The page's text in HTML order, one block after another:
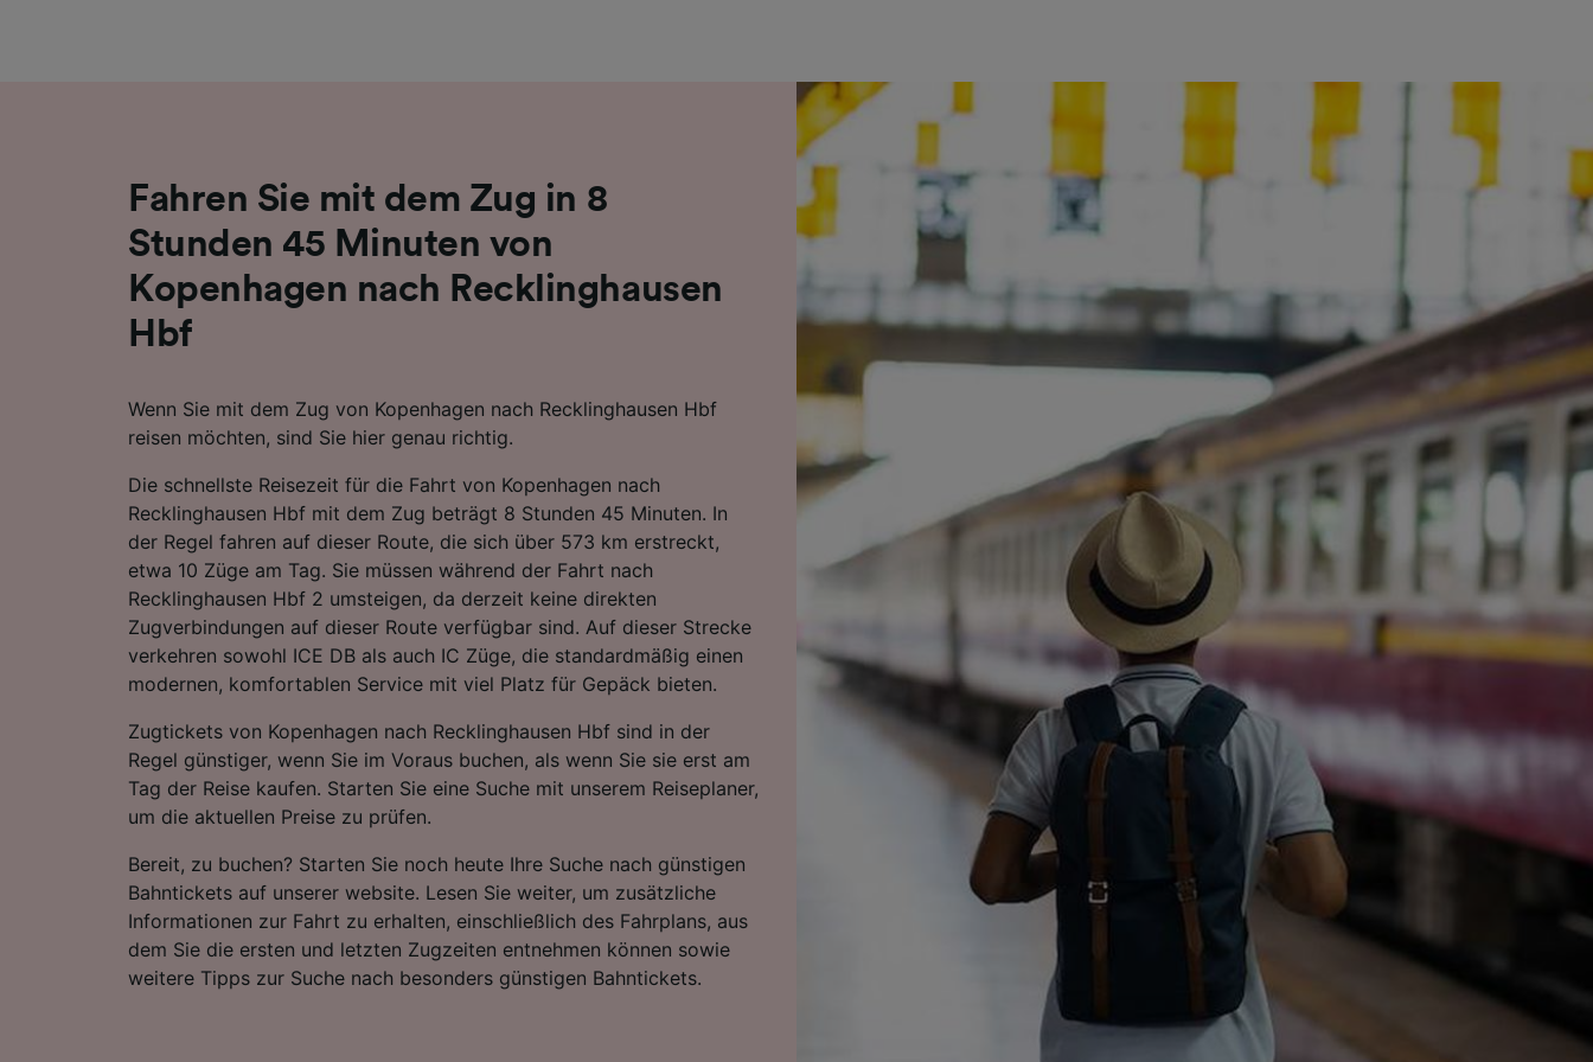
Fahren Sie mit dem Zug in 8
Stunden 45 Minuten von
Kopenhagen nach Recklinghausen
Hbf
Wenn Sie mit dem Zug von Kopenhagen nach Recklinghausen Hbf
reisen möchten, sind Sie hier genau richtig.
Die schnellste Reisezeit für die Fahrt von Kopenhagen nach
Recklinghausen Hbf mit dem Zug beträgt 8 Stunden 45 Minuten. In
der Regel fahren auf dieser Route, die sich über 573 km erstreckt,
etwa 10 Züge am Tag. Sie müssen während der Fahrt nach
Recklinghausen Hbf 2 umsteigen, da derzeit keine direkten
Zugverbindungen auf dieser Route verfügbar sind. Auf dieser Strecke
verkehren sowohl ICE DB als auch IC Züge, die standardmäßig einen
modernen, komfortablen Service mit viel Platz für Gepäck bieten.
Zugtickets von Kopenhagen nach Recklinghausen Hbf sind in der
Regel günstiger, wenn Sie im Voraus buchen, als wenn Sie sie erst am
Tag der Reise kaufen. Starten Sie eine Suche mit unserem Reiseplaner,
um die aktuellen Preise zu prüfen.
Bereit, zu buchen? Starten Sie noch heute Ihre Suche nach günstigen
Bahntickets auf unserer website. Lesen Sie weiter, um zusätzliche
Informationen zur Fahrt zu erhalten, einschließlich des Fahrplans, aus
dem Sie die ersten und letzten Zugzeiten entnehmen können sowie
weitere Tipps zur Suche nach besonders günstigen Bahntickets.